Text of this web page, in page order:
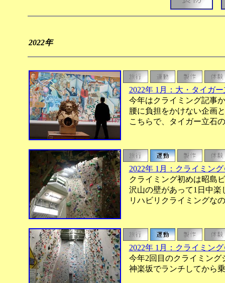
2022年
2022年 1月：大・タイガ
今年はクライミング記事
腰に負担をかけない企画
こちらで、タイガー立石
2022年 1月：クライミン
クライミング初めは昭島
沢山の壁があって1日中楽
リハビリクライミングな
2022年 1月：クライミン
今年2回目のクライミング
神楽坂でランチしてから